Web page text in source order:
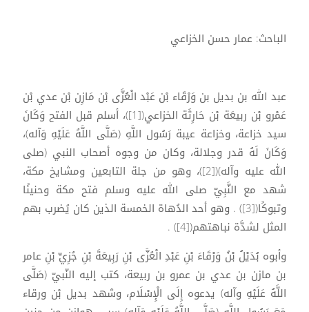
الباحث: عمار حسن الخزاعي
عبد الله بن بديل بن وَرْقَاء بْن عَبْد الْعُزَّى بْن مَازِن بْن عدي بْن
عَمْرو بْن ربيعَة بْن حَارِثَة الخزاعي([1])، أسلم قبل الفتح وَكَانَ
سيد خزاعة، وخزاعة عيبة رَسُول اللَّهِ (صَلَّى اللَّهُ عَلَيْهِ وَآله)،
وَكَانَ لَهُ قدر وجلالة، وكان من وجوه أصحاب النبي (صلى
الله عليه وآله)([2])، وهو من جلة التابعين ومشايخ مكة،
شهد مع النَّبِيّ صلى الله عليه وسلم فتح مكة وحنينًا
وتبوكًا([3]) . وهو أحد الدُهاة الخمسة الذين كان يُضرب بهم
المثل لشدَّة نباهتهم([4]) .
وأبوه بُدَيْلُ بْنُ وَرْقَاءَ بْنِ عَبْدِ الْعُزَّى بْنِ رَبِيعَةَ بْنِ جُزِيِّ بْنِ عامر
بن مازن بن عدي بن عمرو بن ربيعة، كتب إليه النّبيّ (صَلَّى
اللَّهُ عَلَيْهِ وآله) يدعوه إِلَى الْإِسْلَام، وشهد بديل بْن ورقاء